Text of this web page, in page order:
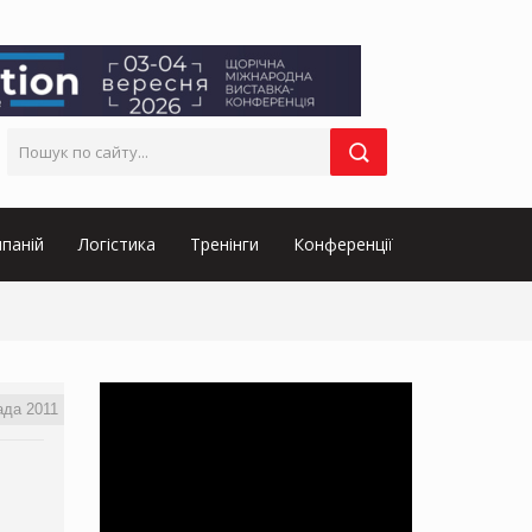
Логістика Тренінги Конференції
2011